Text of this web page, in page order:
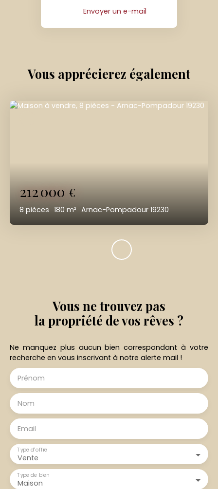
Envoyer un e-mail
Vous apprécierez également
212 000€
8 pièces 180 m² Arnac-Pompadour 19230
Vous ne trouvez pas
la propriété de vos rêves ?
Ne manquez plus aucun bien correspondant à votre
recherche en vous inscrivant à notre alerte mail !
Prénom
Nom
Email
Vente
Type d'offre
Maison
Type de bien